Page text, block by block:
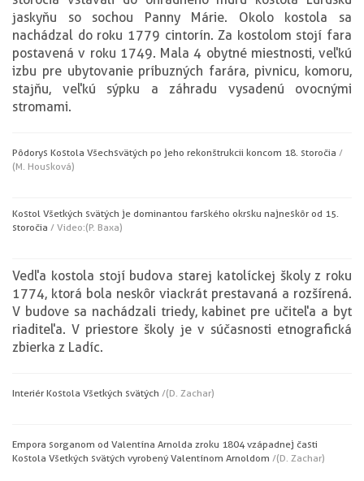
jaskyňu so sochou Panny Márie. Okolo kostola sa
nachádzal do roku 1779 cintorín. Za kostolom stojí fara
postavená v roku 1749. Mala 4 obytné miestnosti, veľkú
izbu pre ubytovanie príbuzných farára, pivnicu, komoru,
stajňu, veľkú sýpku a záhradu vysadenú ovocnými
stromami.
Pôdorys Kostola Všechsvätých po jeho rekonštrukcii koncom 18. storočia /
(M. Housková)
Kostol Všetkých svätých je dominantou farského okrsku najneskôr od 15.
storočia / Video:(P. Baxa)
Vedľa kostola stojí budova starej katolíckej školy z roku
1774, ktorá bola neskôr viackrát prestavaná a rozšírená.
V budove sa nachádzali triedy, kabinet pre učiteľa a byt
riaditeľa. V priestore školy je v súčasnosti etnografická
zbierka z Ladíc.
Interiér Kostola Všetkých svätých /(D. Zachar)
Empora s organom od Valentína Arnolda z roku 1804 v západnej časti
Kostola Všetkých svätých vyrobený Valentínom Arnoldom /(D. Zachar)